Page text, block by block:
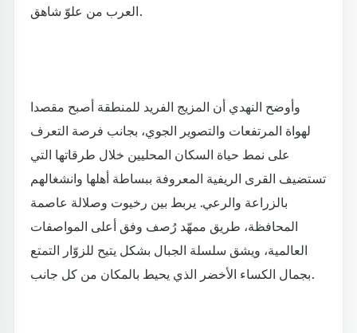
العرب من علوّ شاهق.
وأوضح النهدي أن المزيج الفريد للمنطقة أصبح مقصدا
لهواة المرتفعات والتصوير الجوي، بجانب فرصة التعرف
على نمط حياة السكان المحليين خلال طرقاتها التي
تستضيف القرى الريفية المعروفة ببساطة أهلها وانشغالهم
بالزراعة والرعي. يربط بين رخيوت وصلالة عاصمة
المحافظة، طريق ممهّد رُصف وفق أعلى المواصفات
العالمية، ويشق سلسلة الجبال بشكل يتيح للزوّار التمتع
بجمال الكساء الأخضر الذي يحيط بالمكان من كل جانب.